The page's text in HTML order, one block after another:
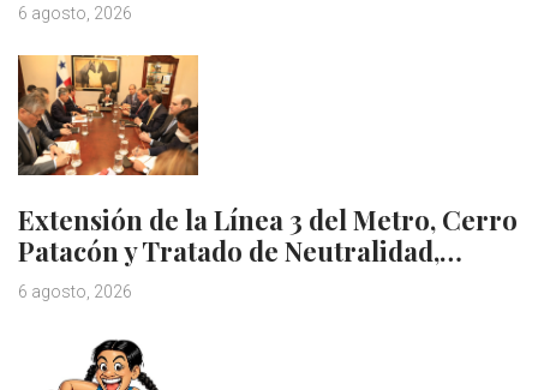
6 agosto, 2026
Extensión de la Línea 3 del Metro, Cerro
Patacón y Tratado de Neutralidad,…
6 agosto, 2026